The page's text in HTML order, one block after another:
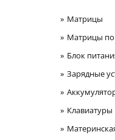
Матрицы
Матрицы
Блок
Зарядные
Клавиатуры